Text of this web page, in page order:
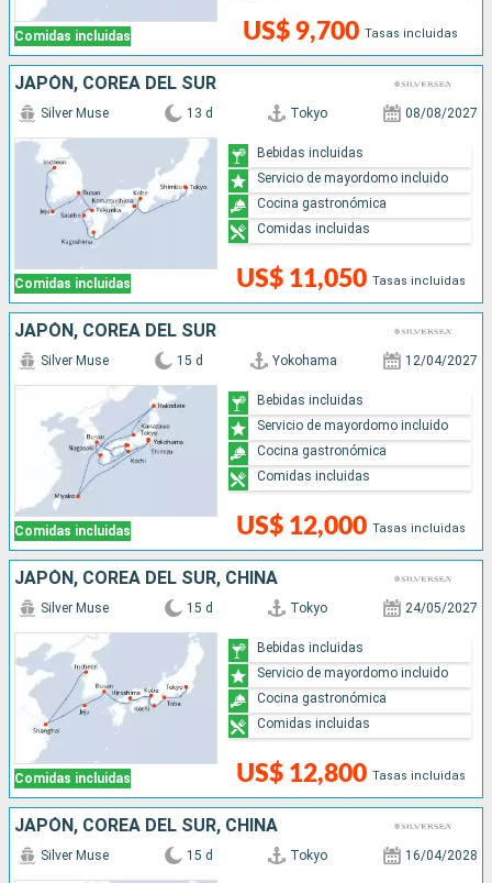
Comidas incluidas US$ 9,700 Tasas incluidas
JAPÓN, COREA DEL SUR
Comidas incluidas
Silver Muse 13 d Tokyo 08/08/2027
US$ 11,050 Tasas incluidas
Bebidas incluidas
Servicio de mayordomo incluido
Cocina gastronómica
Comidas incluidas
JAPÓN, COREA DEL SUR
Comidas incluidas
Silver Muse 15 d Yokohama 12/04/2027
US$ 12,000 Tasas incluidas
Bebidas incluidas
Servicio de mayordomo incluido
Cocina gastronómica
Comidas incluidas
JAPÓN, COREA DEL SUR, CHINA
Comidas incluidas
Silver Muse 15 d Tokyo 24/05/2027
US$ 12,800 Tasas incluidas
Bebidas incluidas
Servicio de mayordomo incluido
Cocina gastronómica
Comidas incluidas
JAPÓN, COREA DEL SUR, CHINA
Silver Muse 15 d Tokyo 16/04/2028